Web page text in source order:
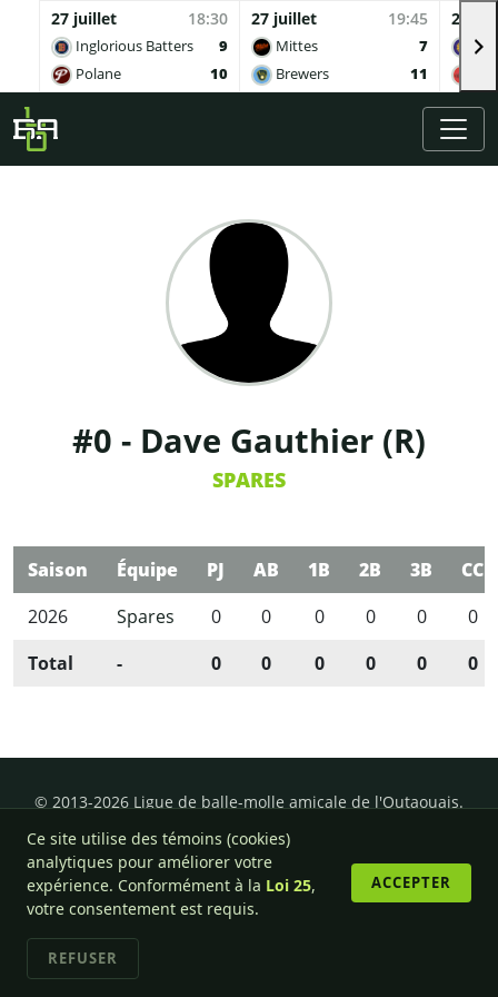
27 juillet 18:30
Inglorious Batters
9
Polane
10
27 juillet 19:45
Mittes
7
Brewers
11
27
Skip to main content
#0 - Dave Gauthier (R)
SPARES
Saison Équipe PJ AB 1B 2B 3B
CC
2026
Spares 0 0 0 0 0
0
Total
- 0 0 0 0 0 0
© 2013-2026 Ligue de balle-molle amicale de l'Outaouais.
Ce site utilise des témoins (cookies)
analytiques pour améliorer votre
expérience. Conformément à la Loi 25,
votre consentement est requis.
ACCEPTER
REFUSER